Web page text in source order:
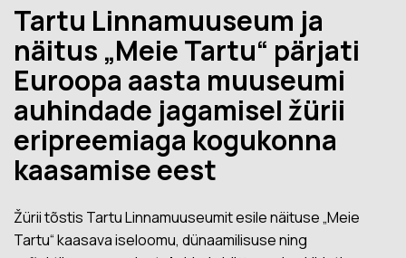
Tartu Linnamuuseum ja
näitus „Meie Tartu“ pärjati
Euroopa aasta muuseumi
auhindade jagamisel žürii
eripreemiaga kogukonna
kaasamise eest
Žürii tõstis Tartu Linnamuuseumit esile näituse „Meie
Tartu“ kaasava iseloomu, dünaamilisuse ning